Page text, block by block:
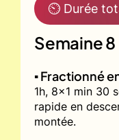
⏲ Durée
Semaine 8
▪️ Fractionné
1h, 8x1 min 30
rapide en
montée.